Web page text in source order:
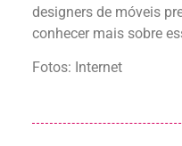
designers de móveis
conhecer mais sobre
Fotos: Internet